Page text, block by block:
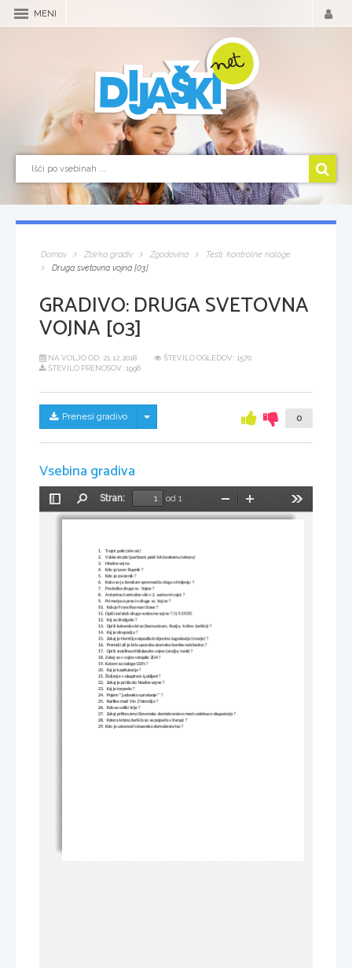
MENI
Domov Zbirka gradiv Zgodovina
Testi, kontrolne naloge
Druga svetovna vojna [03]
GRADIVO:DRUGA SVETOVNA
VOJNA [03]
NA VOLJO OD: 21.12.2018
ŠTEVILO OGLEDOV: 1570
ŠTEVILO PRENOSOV: 1996
Prenesi gradivo Skrij/prikaži meni 0
Vsebina gradiva
Preklopi
stransko
Stran:
od 1
Pomanjšaj
1.
Trojni pakt (sile osi)
2.
Vaške straže (partizani proti krščanskemu taboru)
3.
Hladna vojna
4.
Kdo je Leon Rupnik ?
5.
Kdo je zaveznik ?
6.
Kako se je ženskam spremenila vloga v življenju ?
7.
Posledica druge sv. Vojne ?
8.
Antantne/centralne sile v 2. svetovni vojni ?
9.
Primerjava prve in druge sv. Vojne ?
10.
Kdo je Franc Rozman Stane ?
11. Opiši začetek druge svetovne vojne ? (1.9.1939)
12.
Kaj so dražgoše ?
13.
Opiši kubansko krizo (komunizem, Rusija,  križno žarišče) ?
14.
Kaj je okupacija ?
15.
Zakaj je Nemčija napadla kraljevino Jugoslavijo (morje) ?
16.
Premisli ali je bila uporaba atomske bombe neizbežna ?
17.
Opiši značilnosti bliskovite vojne (orožje, tank) ?
18. Zakaj so v vojno vstopile ZDA ?
19. Katere so naloge OZN ?
20.
Kaj je kapitulacija ?
21. Življenje v okupirani Ljubljani ?
22.
Zakaj je prišlo do hladne vojne ?
23.
Kaj je torpedo ?
24.
Pojem '' judovsko vprašanje '' ?
25.
Razlike med V in Z Nemčijo ?
26.
Kdo so veliki trije ?
27.
Zakaj prištevamo Slovensko domobranstvo med sodelavce okupatorja ?
28.
Katera krizna žarišča so se pojavila v Evropi ?
29. Kdo je ustanovil slovensko domobranstvo ?